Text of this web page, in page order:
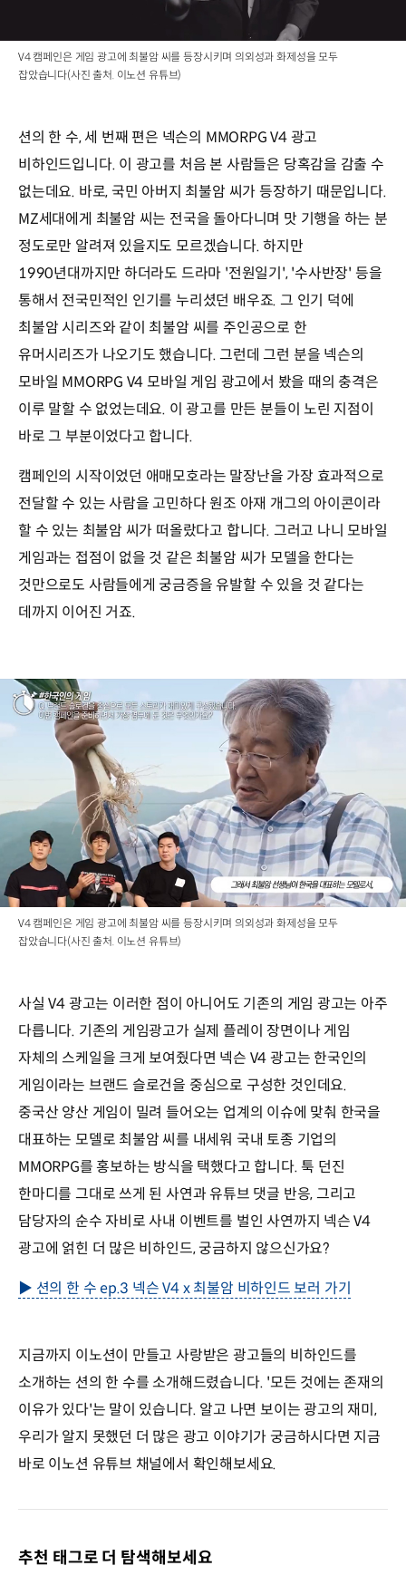
V4 캠페인은 게임 광고에 최불암 씨를 등장시키며 의외성과 화제성을 모두
잡았습니다(사진 출처. 이노션 유튜브)
션의 한 수, 세 번째 편은 넥슨의 MMORPG V4 광고
비하인드입니다. 이 광고를 처음 본 사람들은 당혹감을 감출 수
없는데요. 바로, 국민 아버지 최불암 씨가 등장하기 때문입니다.
MZ세대에게 최불암 씨는 전국을 돌아다니며 맛 기행을 하는 분
정도로만 알려져 있을지도 모르겠습니다. 하지만
1990년대까지만 하더라도 드라마 '전원일기', '수사반장' 등을
통해서 전국민적인 인기를 누리셨던 배우죠. 그 인기 덕에
최불암 시리즈와 같이 최불암 씨를 주인공으로 한
유머시리즈가 나오기도 했습니다. 그런데 그런 분을 넥슨의
모바일 MMORPG V4 모바일 게임 광고에서 봤을 때의 충격은
이루 말할 수 없었는데요. 이 광고를 만든 분들이 노린 지점이
바로 그 부분이었다고 합니다.
캠페인의 시작이었던 애매모호라는 말장난을 가장 효과적으로
전달할 수 있는 사람을 고민하다 원조 아재 개그의 아이콘이라
할 수 있는 최불암 씨가 떠올랐다고 합니다. 그러고 나니 모바일
게임과는 접점이 없을 것 같은 최불암 씨가 모델을 한다는
것만으로도 사람들에게 궁금증을 유발할 수 있을 것 같다는
데까지 이어진 거죠.
V4 캠페인은 게임 광고에 최불암 씨를 등장시키며 의외성과 화제성을 모두
잡았습니다(사진 출처. 이노션 유튜브)
사실 V4 광고는 이러한 점이 아니어도 기존의 게임 광고는 아주
다릅니다. 기존의 게임광고가 실제 플레이 장면이나 게임
자체의 스케일을 크게 보여줬다면 넥슨 V4 광고는 한국인의
게임이라는 브랜드 슬로건을 중심으로 구성한 것인데요.
중국산 양산 게임이 밀려 들어오는 업계의 이슈에 맞춰 한국을
대표하는 모델로 최불암 씨를 내세워 국내 토종 기업의
MMORPG를 홍보하는 방식을 택했다고 합니다. 툭 던진
한마디를 그대로 쓰게 된 사연과 유튜브 댓글 반응, 그리고
담당자의 순수 자비로 사내 이벤트를 벌인 사연까지 넥슨 V4
광고에 얽힌 더 많은 비하인드, 궁금하지 않으신가요?
▶ 션의 한 수 ep.3 넥슨 V4 x 최불암 비하인드 보러 가기
지금까지 이노션이 만들고 사랑받은 광고들의 비하인드를
소개하는 션의 한 수를 소개해드렸습니다. '모든 것에는 존재의
이유가 있다'는 말이 있습니다. 알고 나면 보이는 광고의 재미,
우리가 알지 못했던 더 많은 광고 이야기가 궁금하시다면 지금
바로 이노션 유튜브 채널에서 확인해보세요.
추천 태그로 더 탐색해보세요